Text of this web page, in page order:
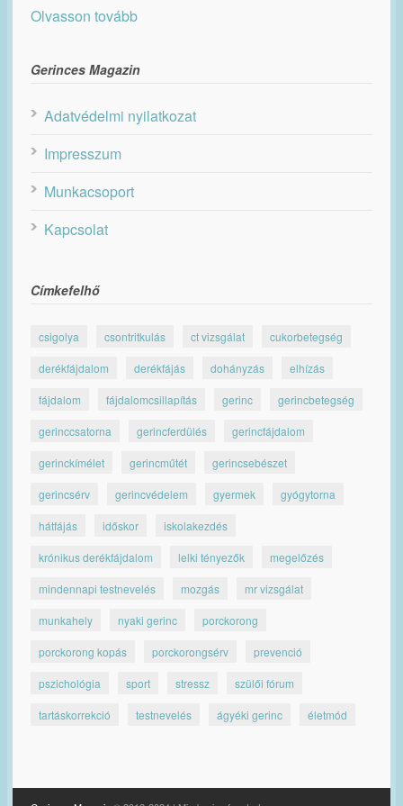
Olvasson tovább
Gerinces Magazin
Adatvédelmi nyilatkozat
Impresszum
Munkacsoport
Kapcsolat
Címkefelhő
csigolya csontritkulás ct vizsgálat cukorbetegség
derékfájdalom derékfájás dohányzás elhízás
fájdalom fájdalomcsillapítás gerinc gerincbetegség
gerinccsatorna gerincferdülés gerincfájdalom
gerinckímélet gerincműtét gerincsebészet
gerincsérv gerincvédelem gyermek gyógytorna
hátfájás időskor iskolakezdés
krónikus derékfájdalom lelki tényezők megelőzés
mindennapi testnevelés mozgás mr vizsgálat
munkahely nyaki gerinc porckorong
porckorong kopás porckorongsérv prevenció
pszichológia sport stressz szülői fórum
tartáskorrekció testnevelés ágyéki gerinc életmód